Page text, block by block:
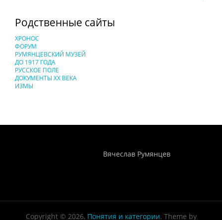
Родственные сайты
ХРОНОС
ФОРУМ
РУМЯНЦЕВСКИЙ МУЗЕЙ
ДО 1917 ГОДА
РУССКОЕ ПОЛЕ
ДОКУМЕНТЫ XX ВЕКА
ИЗМЫ
Вячеслав Румянцев
Copyright © 2026, Понятия и категории. Theme by